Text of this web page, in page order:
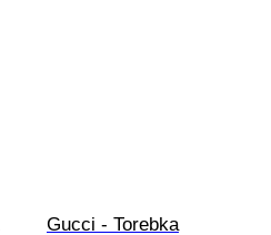
Gucci - Torebka